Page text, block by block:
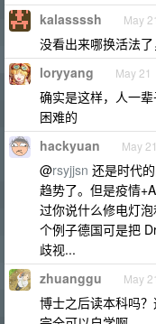
kalassssh May 21
没看出来哪换活法
loryyang May 21
确实是这样，人一
困难的
hackyuan May 21
@rsyjjsn 还是时代
趋势了。但是疫情
过你说什么修电灯
个例子德国可是把
歧视...
zhuanggu May 21
博士之后读本科吗